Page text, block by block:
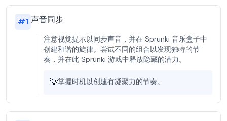
#1 声音同步
注意视觉提示以同步声音，并在 Sprunki 音乐盒子中
创建和谐的旋律。尝试不同的组合以发现独特的节
奏，并在此 Sprunki 游戏中释放隐藏的潜力。
💡掌握时机以创建有凝聚力的节奏。